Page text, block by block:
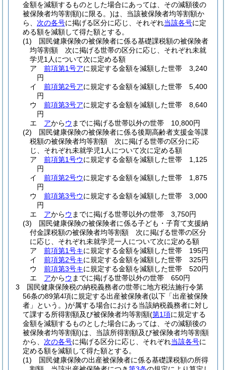
金額を減額するものとした場合にあっては、その減額後の
被保険者均等割額)に限る。)は、当該被保険者均等割額か
ら、 次の各号に掲げる区分に応じ、それぞれ当該各号に定
める額を減額して得た額とする。
(1)
国民健康保険の被保険者に係る基礎課税額の被保険者
均等割額 次に掲げる世帯の区分に応じ、それぞれ未就
学児1人について次に定める額
ア
前項第1号アに規定する金額を減額した世帯 3,240
円
イ
前項第2号アに規定する金額を減額した世帯 5,400
円
ウ
前項第3号アに規定する金額を減額した世帯 8,640
円
エ
アからウ までに掲げる世帯以外の世帯 10,800円
(2)
国民健康保険の被保険者に係る後期高齢者支援金等課
税額の被保険者均等割額 次に掲げる世帯の区分に応
じ、それぞれ未就学児1人について次に定める額
ア
前項第1号ウに規定する金額を減額した世帯 1,125
円
イ
前項第2号ウに規定する金額を減額した世帯 1,875
円
ウ
前項第3号ウに規定する金額を減額した世帯 3,000
円
エ
アからウ までに掲げる世帯以外の世帯 3,750円
(3)
国民健康保険の被保険者に係る子ども・子育て支援納
付金課税額の被保険者均等割額 次に掲げる世帯の区分
に応じ、それぞれ未就学児一人について次に定める額
ア
前項第1号キに規定する金額を減額した世帯 195円
イ
前項第2号キに規定する金額を減額した世帯 325円
ウ
前項第3号キに規定する金額を減額した世帯 520円
エ
アからウ までに掲げる世帯以外の世帯 650円
3
国民健康保険税の納税義務者の世帯に地方税法施行令第
56条の89第4項に規定する出産被保険者(以下「出産被保険
者」という。)が属する場合における当該納税義務者に対し
て課する所得割額及び被保険者均等割額(第1項に規定する
金額を減額するものとした場合にあっては、その減額後の
被保険者均等割額)は、当該所得割額及び被保険者均等割額
から、 次の各号に掲げる区分に応じ、それぞれ当該各号に
定める額を減額して得た額とする。
(1)
国民健康保険の出産被保険者に係る基礎課税額の所得